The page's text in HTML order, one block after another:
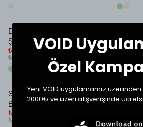
Deep Olive Premium Bermuda
Şort - Bej
₺ 323.00
₺ 739.00
₺ 419.00
Stokta Yok
Siyah Dantel Dokulu Relax
Bermuda Şort
₺ 323.00
₺ 739.00
Stokta Yok
Vintage
₺ 589.00
VOID
Özel
Yeni VOID uygulamamız
2000₺ ve üzeri alışverişinde